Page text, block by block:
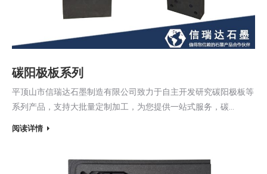
碳阳极板系列
平顶山市信瑞达石墨制造有限公司致力于自主开发研究碳阳极板等
系列产品，支持大批量定制加工，为您提供一站式服务，碳…
阅读详情